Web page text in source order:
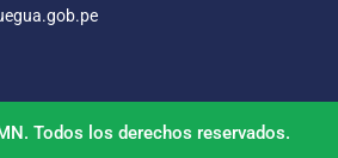
Todos los derechos reservados.